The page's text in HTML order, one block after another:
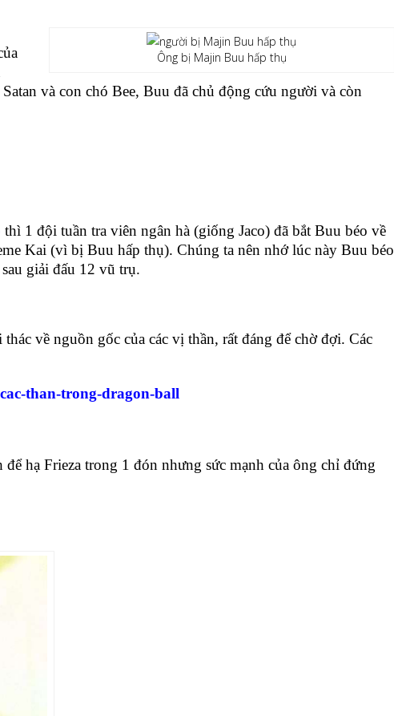
Ông bị Majin Buu hấp thụ
và con chó Bee, Buu đã chủ động cứu người và còn
thì 1 đội tuần tra viên ngân hà (giống Jaco) đã bắt Buu béo về
Kai (vì bị Buu hấp thụ). Chúng ta nên nhớ lúc này Buu béo
giải đấu 12 vũ trụ.
thác về nguồn gốc của các vị thần, rất đáng để chờ đợi. Các
than-trong-dragon-ball
hạ Frieza trong 1 đón nhưng sức mạnh của ông chỉ đứng